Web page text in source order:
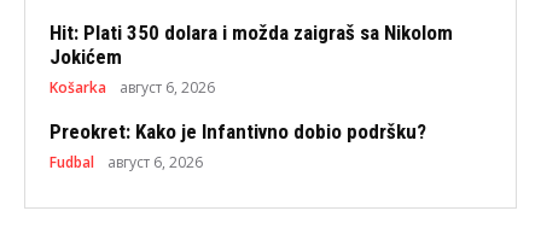
Hit: Plati 350 dolara i možda zaigraš sa Nikolom
Jokićem
Košarka август 6, 2026
Preokret: Kako je Infantivno dobio podršku?
Fudbal август 6, 2026